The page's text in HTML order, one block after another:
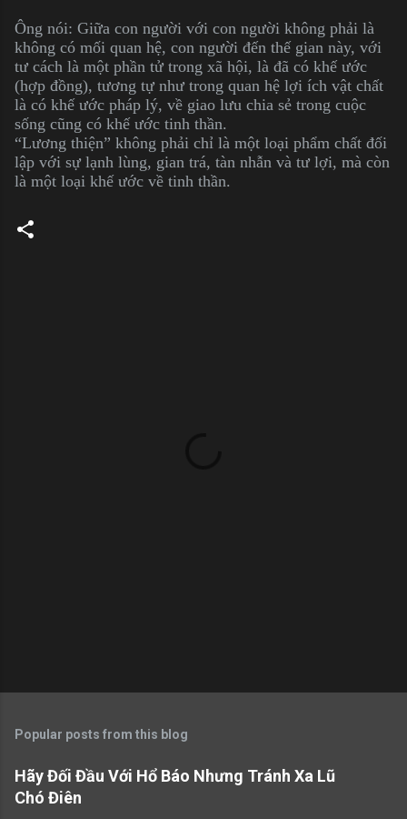
Ông nói: Giữa con người với con người không phải là
không có mối quan hệ, con người đến thế gian này, với
tư cách là một phần tử trong xã hội, là đã có khế ước
(hợp đồng), tương tự như trong quan hệ lợi ích vật chất
là có khế ước pháp lý, về giao lưu chia sẻ trong cuộc
sống cũng có khế ước tinh thần.
“Lương thiện” không phải chỉ là một loại phẩm chất đối
lập với sự lạnh lùng, gian trá, tàn nhẫn và tư lợi, mà còn
là một loại khế ước về tinh thần.
Popular posts from this blog
Hãy Đối Đầu Với Hổ Báo Nhưng Tránh Xa Lũ
Chó Điên